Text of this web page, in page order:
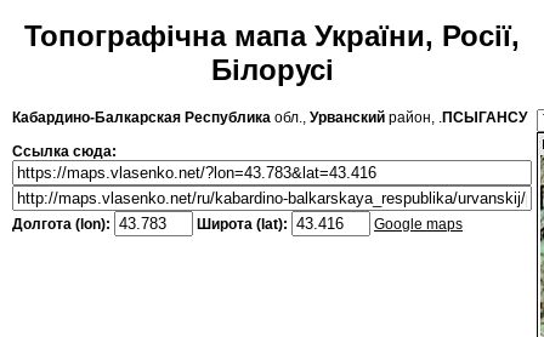
Топографічна мапа України, Росії,
Білорусі
Кабардино-Балкарская Республика обл., Урванский район, .ПСЫГАНСУ
Ссылка сюда:
Долгота (lon): Широта (lat): Google maps